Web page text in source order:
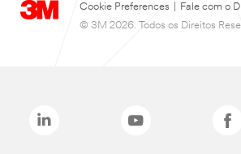
Cookie Preferences
Fale com o
© 3M 2026. Todos os Direitos